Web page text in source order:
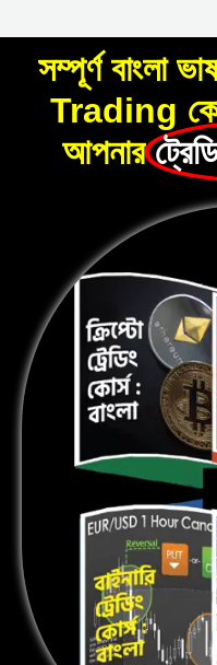
সম্পূর্ণ বাংলা
Trading কোর্স
আপনার